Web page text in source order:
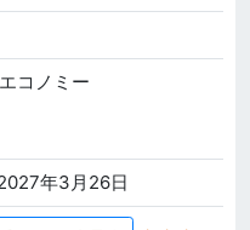
エコノミー
年3月26日